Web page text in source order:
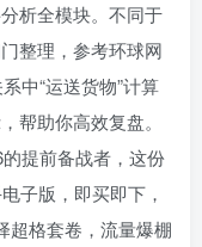
析全模块。不同于
整理，参考环球网
中“运送货物”计算
帮助你高效复盘。
提前备战者，这份
子版，即买即下，
格套卷，流量爆棚